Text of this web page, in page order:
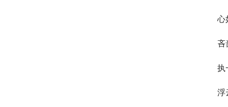
心
吝
执
浮